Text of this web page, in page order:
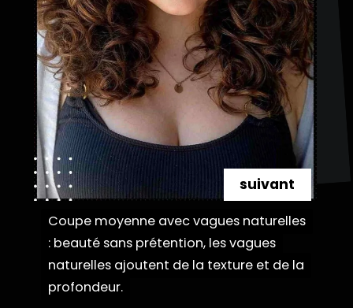
Coupe moyenne avec vagues naturelles
: beauté sans prétention, les vagues
naturelles ajoutent de la texture et de la
profondeur.
Coupe moyenne avec vagues naturelles
: beauté sans prétention, les vagues
naturelles ajoutent de la texture et de la
profondeur.
suivant